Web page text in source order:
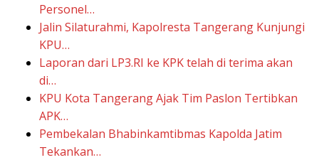
Personel…
Jalin Silaturahmi, Kapolresta Tangerang Kunjungi
KPU…
Laporan dari LP3.RI ke KPK telah di terima akan
di…
KPU Kota Tangerang Ajak Tim Paslon Tertibkan
APK…
Pembekalan Bhabinkamtibmas Kapolda Jatim
Tekankan…